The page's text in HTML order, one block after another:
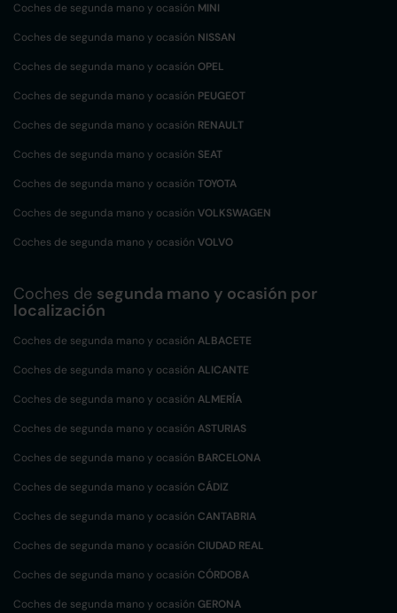
Coches de segunda mano y ocasión MINI
Coches de segunda mano y ocasión NISSAN
Coches de segunda mano y ocasión OPEL
Coches de segunda mano y ocasión PEUGEOT
Coches de segunda mano y ocasión RENAULT
Coches de segunda mano y ocasión SEAT
Coches de segunda mano y ocasión TOYOTA
Coches de segunda mano y ocasión VOLKSWAGEN
Coches de segunda mano y ocasión VOLVO
Coches de segunda mano y ocasión por
localización
Coches de segunda mano y ocasión ALBACETE
Coches de segunda mano y ocasión ALICANTE
Coches de segunda mano y ocasión ALMERÍA
Coches de segunda mano y ocasión ASTURIAS
Coches de segunda mano y ocasión BARCELONA
Coches de segunda mano y ocasión CÁDIZ
Coches de segunda mano y ocasión CANTABRIA
Coches de segunda mano y ocasión CIUDAD REAL
Coches de segunda mano y ocasión CÓRDOBA
Coches de segunda mano y ocasión GERONA